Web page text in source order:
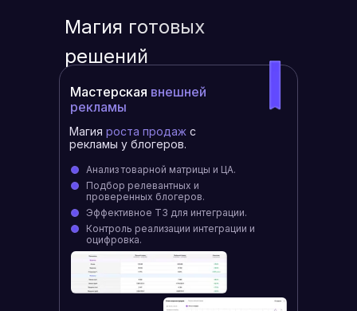
Магия готовых
решений
Мастерская внешней
рекламы
Магия роста продаж с
рекламы у блогеров.
Анализ товарной матрицы и ЦА.
Подбор релевантных и
проверенных блогеров.
Эффективное ТЗ для интеграции.
Контроль реализации интеграции и
оцифровка.